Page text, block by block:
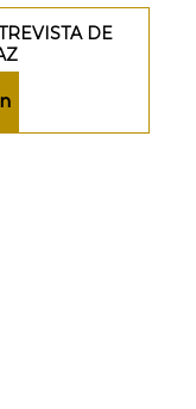
DE